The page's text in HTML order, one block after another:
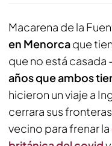
Macarena de la
en Menorcaque
que no está casada
años que ambos
hicieron un viaje a
cerrara sus
vecino para frenar la